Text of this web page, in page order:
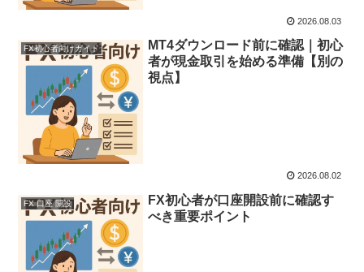
2026.08.03
FX初心者向けガイド
MT4ダウンロード前に確認｜初心
者が現金取引を始める準備【別の
視点】
2026.08.02
FX 口座 開設
FX初心者が口座開設前に確認す
べき重要ポイント